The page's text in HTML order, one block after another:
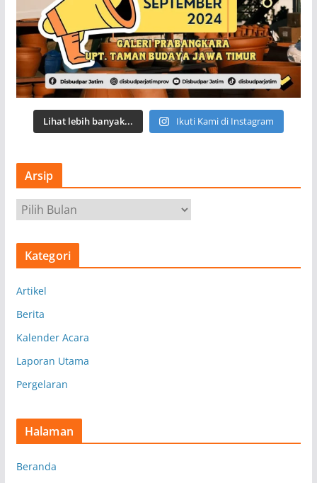
Lihat lebih banyak... Ikuti Kami di Instagram
Arsip
r
s
Kategori
Artikel
Berita
Kalender Acara
Laporan Utama
Pergelaran
Halaman
Beranda